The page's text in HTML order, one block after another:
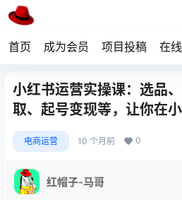
首页 成为会员 项目投稿 在
小红书运营实操课：选品
取、起号变现等，让你在
电商运营 10 个月前 0
红帽子-马哥